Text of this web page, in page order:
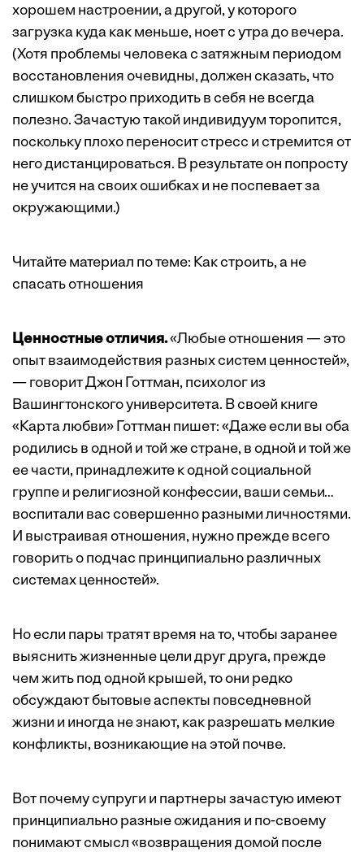
хорошем настроении, а другой, у которого
загрузка куда как меньше, ноет с утра до вечера.
(Хотя проблемы человека с затяжным периодом
восстановления очевидны, должен сказать, что
слишком быстро приходить в себя не всегда
полезно. Зачастую такой индивидуум торопится,
поскольку плохо переносит стресс и стремится от
него дистанцироваться. В результате он попросту
не учится на своих ошибках и не поспевает за
окружающими.)
Читайте материал по теме: Как строить, а не
спасать отношения
Ценностные отличия.«Любые отношения — это
опыт взаимодействия разных систем ценностей»,
— говорит Джон Готтман, психолог из
Вашингтонского университета. В своей книге
«Карта любви» Готтман пишет: «Даже если вы оба
родились в одной и той же стране, в одной и той же
ее части, принадлежите к одной социальной
группе и религиозной конфессии, ваши семьи…
воспитали вас совершенно разными личностями.
И выстраивая отношения, нужно прежде всего
говорить о подчас принципиально различных
системах ценностей».
Но если пары тратят время на то, чтобы заранее
выяснить жизненные цели друг друга, прежде
чем жить под одной крышей, то они редко
обсуждают бытовые аспекты повседневной
жизни и иногда не знают, как разрешать мелкие
конфликты, возникающие на этой почве.
Вот почему супруги и партнеры зачастую имеют
принципиально разные ожидания и по-своему
понимают смысл «возвращения домой после